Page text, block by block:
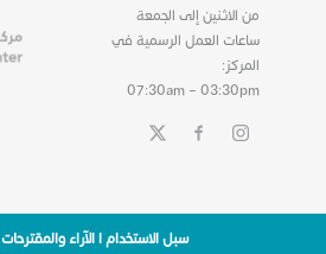
من الاثنين إلى الجمعة
ساعات العمل الرسمية في
المركز:
07:30am – 03:30pm
سبل الاستخدام |الآراء والمقترحات